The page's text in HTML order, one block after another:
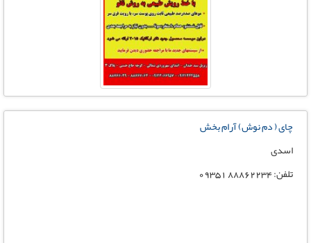
چای ( دم نوش) آرام بخش
اسدی
تلفن: 88862234 09351